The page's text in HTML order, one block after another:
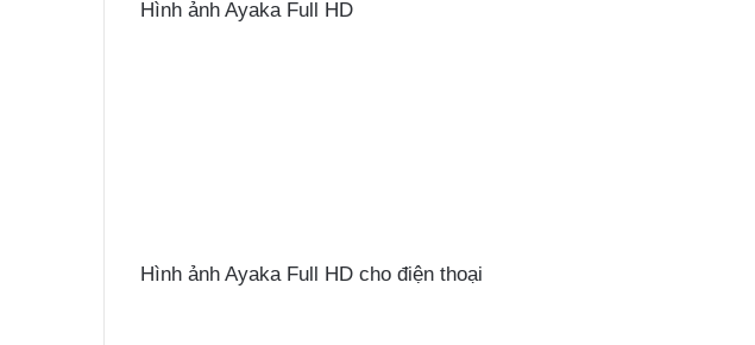
Hình ảnh Ayaka Full HD
Hình ảnh Ayaka Full HD cho điện thoại